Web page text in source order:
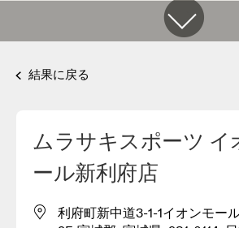
結果に戻る
ムラサキスポーツ イ
ール新利府店
利府町新中道3-1-1イオンモー